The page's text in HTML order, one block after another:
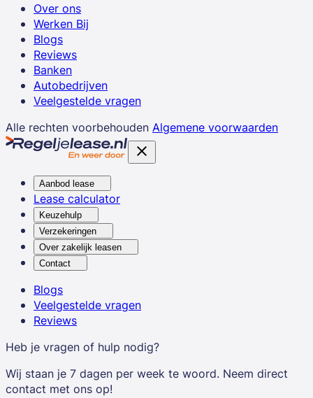
Over ons
Werken Bij
Blogs
Reviews
Banken
Autobedrijven
Veelgestelde vragen
Alle rechten voorbehouden Algemene voorwaarden
Aanbod lease
Lease calculator
Keuzehulp
Verzekeringen
Over zakelijk leasen
Contact
Blogs
Veelgestelde vragen
Reviews
Heb je vragen of hulp nodig?
Wij staan je 7 dagen per week te woord. Neem direct
contact met ons op!